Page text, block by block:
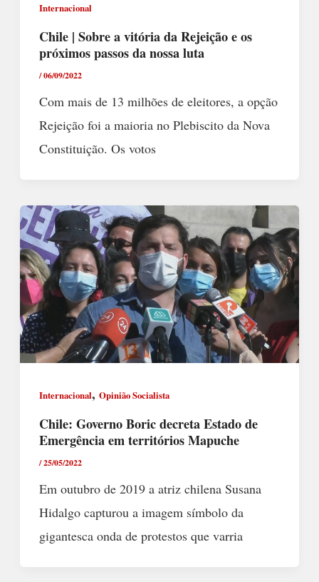
Internacional
Chile | Sobre a vitória da Rejeição e os
próximos passos da nossa luta
/06/09/2022
Com mais de 13 milhões de eleitores, a opção
Rejeição foi a maioria no Plebiscito da Nova
Constituição. Os votos
Internacional, Opinião Socialista
Chile: Governo Boric decreta Estado de
Emergência em territórios Mapuche
/25/05/2022
Em outubro de 2019 a atriz chilena Susana
Hidalgo capturou a imagem símbolo da
gigantesca onda de protestos que varria